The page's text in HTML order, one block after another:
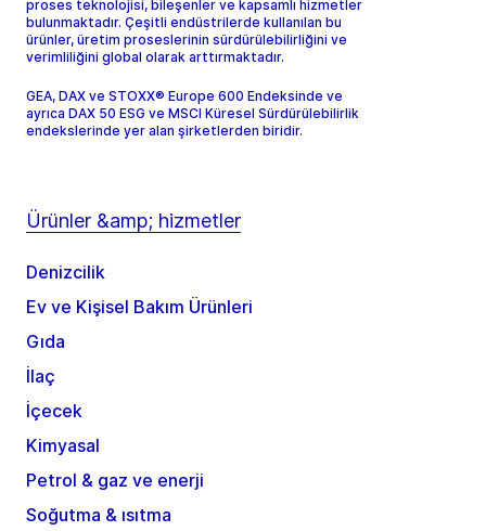
proses teknolojisi, bileşenler ve kapsamlı hizmetler
bulunmaktadır. Çeşitli endüstrilerde kullanılan bu
ürünler, üretim proseslerinin sürdürülebilirliğini ve
verimliliğini global olarak arttırmaktadır.
GEA, DAX ve STOXX® Europe 600 Endeksinde ve
ayrıca DAX 50 ESG ve MSCI Küresel Sürdürülebilirlik
endekslerinde yer alan şirketlerden biridir.
Ürünler &amp; hizmetler
Denizcilik
Ev ve Kişisel Bakım Ürünleri
Gıda
İlaç
İçecek
Kimyasal
Petrol & gaz ve enerji
Soğutma & ısıtma